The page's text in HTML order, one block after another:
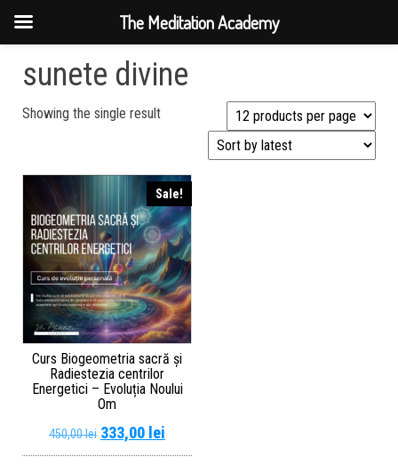
sunete divine
Showing the single result
Sale!
Curs Biogeometria sacră și
Radiestezia centrilor
Energetici – Evoluția Noului
Om
450,00lei 333,00 lei
The Meditation Academy